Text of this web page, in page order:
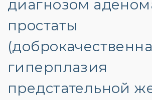
диагнозом
простаты
гиперплазия
предстательной